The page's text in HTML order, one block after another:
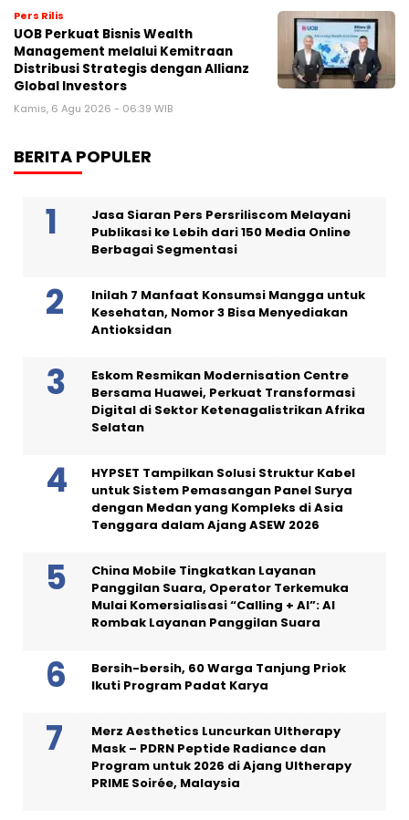
Pers Rilis
UOB Perkuat Bisnis Wealth
Management melalui Kemitraan
Distribusi Strategis dengan Allianz
Global Investors
Kamis, 6 Agu 2026 - 06:39 WIB
BERITA POPULER
Jasa Siaran Pers Persriliscom Melayani
Publikasi ke Lebih dari 150 Media Online
Berbagai Segmentasi
Inilah 7 Manfaat Konsumsi Mangga untuk
Kesehatan, Nomor 3 Bisa Menyediakan
Antioksidan
Eskom Resmikan Modernisation Centre
Bersama Huawei, Perkuat Transformasi
Digital di Sektor Ketenagalistrikan Afrika
Selatan
HYPSET Tampilkan Solusi Struktur Kabel
untuk Sistem Pemasangan Panel Surya
dengan Medan yang Kompleks di Asia
Tenggara dalam Ajang ASEW 2026
China Mobile Tingkatkan Layanan
Panggilan Suara, Operator Terkemuka
Mulai Komersialisasi “Calling + AI”: AI
Rombak Layanan Panggilan Suara
Bersih-bersih, 60 Warga Tanjung Priok
Ikuti Program Padat Karya
Merz Aesthetics Luncurkan Ultherapy
Mask – PDRN Peptide Radiance dan
Program untuk 2026 di Ajang Ultherapy
PRIME Soirée, Malaysia